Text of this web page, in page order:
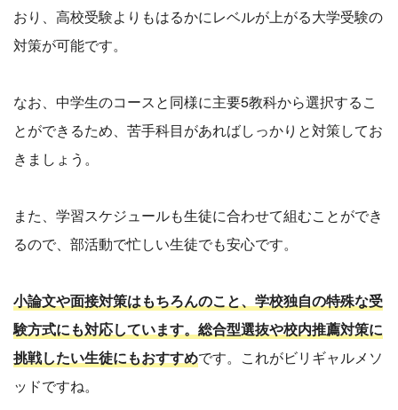
おり、高校受験よりもはるかにレベルが上がる大学受験の
対策が可能です。
なお、中学生のコースと同様に主要5教科から選択するこ
とができるため、苦手科目があればしっかりと対策してお
きましょう。
また、学習スケジュールも生徒に合わせて組むことができ
るので、部活動で忙しい生徒でも安心です。
小論文や面接対策はもちろんのこと、学校独自の特殊な受
験方式にも対応しています。総合型選抜や校内推薦対策に
挑戦したい生徒にもおすすめです。これがビリギャルメソ
ッドですね。